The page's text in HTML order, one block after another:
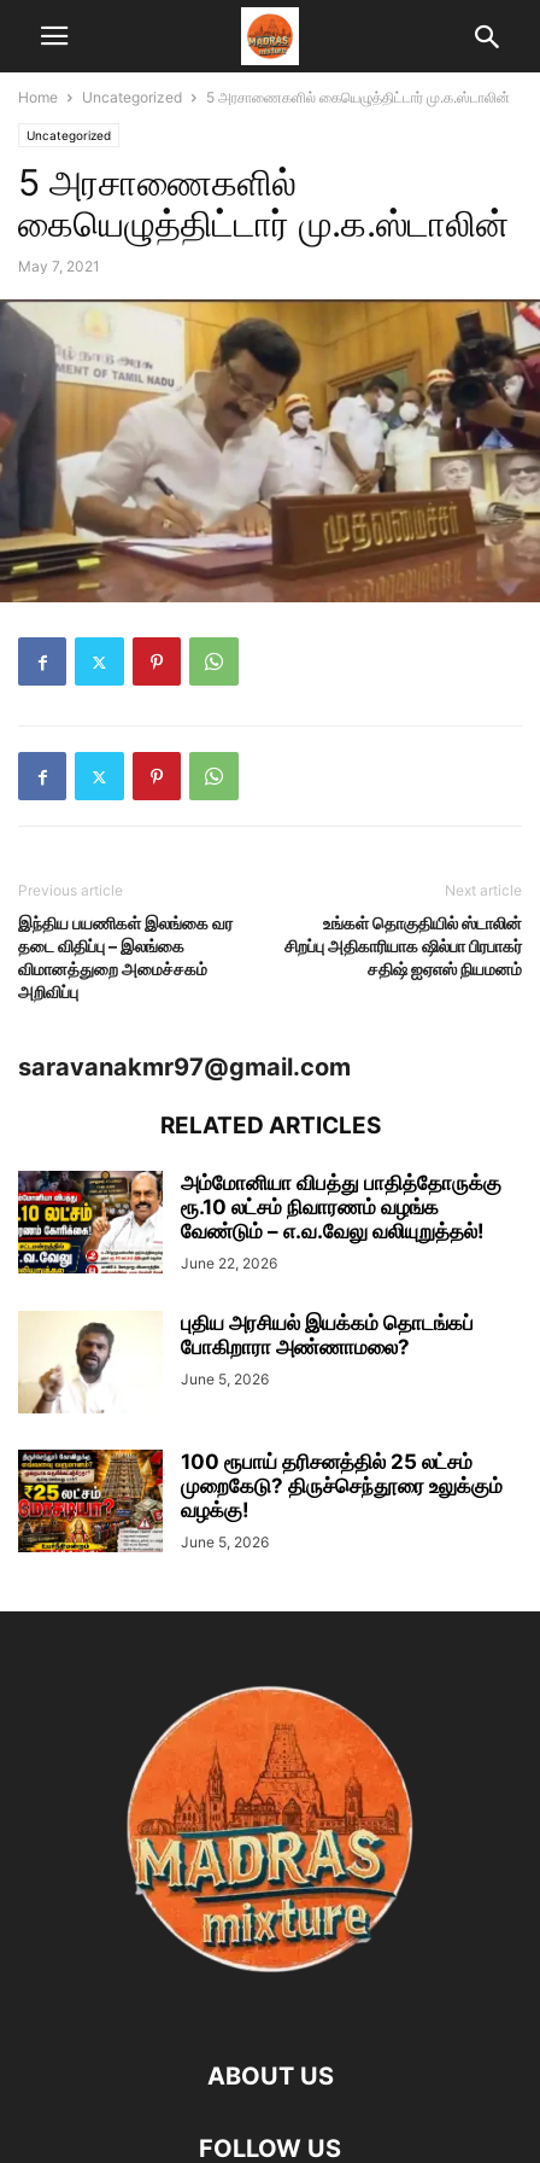
Home Uncategorized 5 அரசாணைகளில் கையெழுத்திட்டார் மு.க.ஸ்டாலின்
Uncategorized
5 அரசாணைகளில்
கையெழுத்திட்டார் மு.க.ஸ்டாலின்
May 7, 2021
Previous article
இந்திய பயணிகள் இலங்கை வர
தடை விதிப்பு – இலங்கை
விமானத்துறை அமைச்சகம்
அறிவிப்பு
Next article
உங்கள் தொகுதியில் ஸ்டாலின்
சிறப்பு அதிகாரியாக ஷில்பா பிரபாகர்
சதிஷ் ஐஏஎஸ் நியமனம்
saravanakmr97@gmail.com
RELATED ARTICLES
அம்மோனியா விபத்து பாதித்தோருக்கு
ரூ.10 லட்சம் நிவாரணம் வழங்க
வேண்டும் – எ.வ.வேலு வலியுறுத்தல்!
June 22, 2026
புதிய அரசியல் இயக்கம் தொடங்கப்
போகிறாரா அண்ணாமலை?
June 5, 2026
100 ரூபாய் தரிசனத்தில் 25 லட்சம்
முறைகேடு? திருச்செந்தூரை உலுக்கும்
வழக்கு!
June 5, 2026
ABOUT US
FOLLOW US